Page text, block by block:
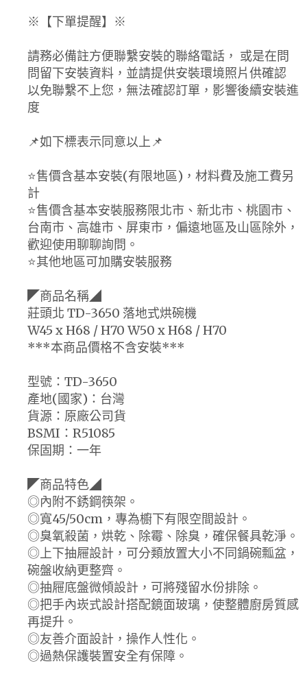
※【下單提醒】※
請務必備註方便聯繫安裝的聯絡電話， 或是在問
問留下安裝資料，並請提供安裝環境照片供確認
以免聯繫不上您，無法確認訂單，影響後續安裝進
度
📌如下標表示同意以上📌
⭐️售價含基本安裝(有限地區)，材料費及施工費另
計
⭐️售價含基本安裝服務限北市、新北市、桃園市、
台南市、高雄市、屏東市，偏遠地區及山區除外，
歡迎使用聊聊詢問。
⭐️其他地區可加購安裝服務
◤商品名稱◢
莊頭北 TD-3650 落地式烘碗機
W45 x H68 / H70 W50 x H68 / H70
***本商品價格不含安裝***
型號：TD-3650
產地(國家)：台灣
貨源：原廠公司貨
BSMI：R51085
保固期：一年
◤商品特色◢
◎內附不銹鋼筷架。
◎寬45/50cm，專為櫥下有限空間設計。
◎臭氧殺菌，烘乾、除霉、除臭，確保餐具乾淨。
◎上下抽屜設計，可分類放置大小不同鍋碗瓢盆，
碗盤收納更整齊。
◎抽屜底盤微傾設計，可將殘留水份排除。
◎把手內崁式設計搭配鏡面玻璃，使整體廚房質感
再提升。
◎友善介面設計，操作人性化。
◎過熱保護裝置安全有保障。